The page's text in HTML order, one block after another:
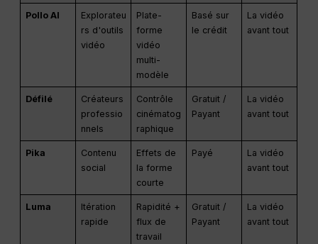
Pollo AI
Explorateu
rs d'outils
vidéo
Plate-
forme
vidéo
multi-
modèle
Basé sur
le crédit
La vidéo
avant tout
Défilé
Créateurs
professio
nnels
Contrôle
cinématog
raphique
Gratuit /
Payant
La vidéo
avant tout
Pika
Contenu
social
Effets de
la forme
courte
Payé
La vidéo
avant tout
Luma
Itération
rapide
Rapidité +
flux de
travail
Gratuit /
Payant
La vidéo
avant tout